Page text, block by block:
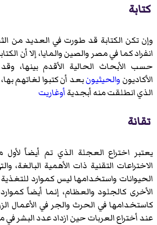
كتابة
وإن تكن الكتابة قد طورت في العديد من
انفراد كما في مصر والصين والمايا، إلا أن
حسب الأبحاث الحالية الأقدم بينها،
الأكاديون والحيثيونبعد أن كتبوا لغاتهم
الذي انطلقت منه أبجديةأوغاريت
تقانة
يعتبر اختراع العجلة الذي تم أيضاً
الاختراعات التقنية ذات الأهمية البالغة،
الحيوانات واستخدامها ليس كموارد
الأخرى كالجلود والعظام، إنما أيضاً
كاستخدامها في الحرث والجر في الأعمال
عند أختراع العربات حين ازداد عدد البشر في